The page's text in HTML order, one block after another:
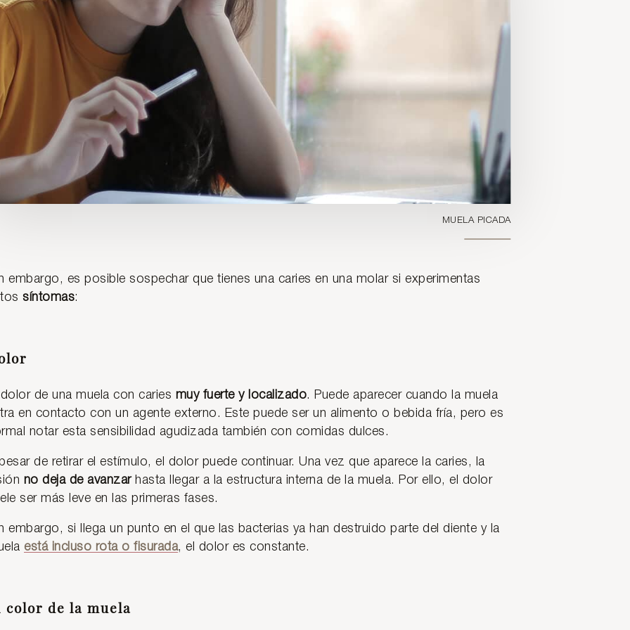
MUELA PICADA
embargo, es posible sospechar que tienes una caries en una molar si experimentas
síntomas:
de una muela con caries muy fuerte y localizado. Puede aparecer cuando la muela
en contacto con un agente externo. Este puede ser un alimento o bebida fría, pero es
notar esta sensibilidad agudizada también con comidas dulces.
de retirar el estímulo, el dolor puede continuar. Una vez que aparece la caries, la
no deja de avanzarhasta llegar a la estructura interna de la muela. Por ello, el dolor
ser más leve en las primeras fases.
embargo, si llega un punto en el que las bacterias ya han destruido parte del diente y la
está incluso rota o fisurada, el dolor es constante.
color de la muela